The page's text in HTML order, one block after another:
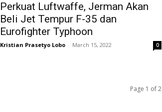
Perkuat Luftwaffe, Jerman Akan
Beli Jet Tempur F-35 dan
Eurofighter Typhoon
Kristian Prasetyo Lobo - March 15, 2022 0
Page 1 of 2